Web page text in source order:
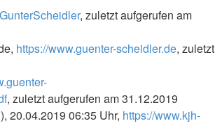
, zuletzt aufgerufen am
https://www.guenter-scheidler.de, zuletzt
, zuletzt aufgerufen am 31.12.2019
20.04.2019 06:35 Uhr, https://www.kjh-